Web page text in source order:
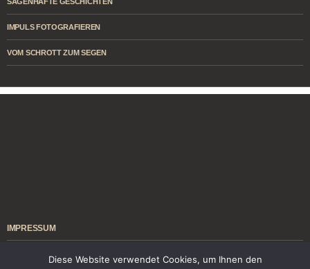
IMPULS FOTOGRAFIEREN
VOM SCHROTT ZUM SEGEN
IMPRESSUM
Diese Website verwendet Cookies, um Ihnen den